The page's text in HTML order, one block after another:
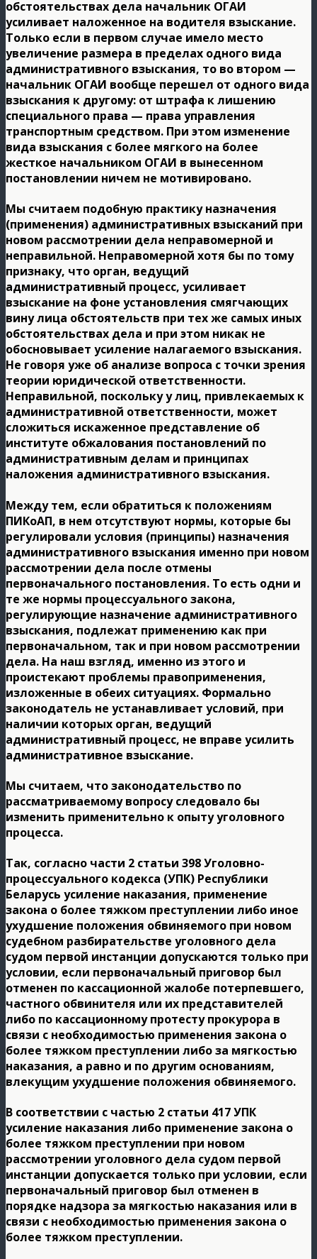
обстоятельствах дела начальник ОГАИ
усиливает наложенное на водителя взыскание.
Только если в первом случае имело место
увеличение размера в пределах одного вида
административного взыскания, то во втором —
начальник ОГАИ вообще перешел от одного вида
взыскания к другому: от штрафа к лишению
специального права — права управления
транспортным средством. При этом изменение
вида взыскания с более мягкого на более
жесткое начальником ОГАИ в вынесенном
постановлении ничем не мотивировано.
Мы считаем подобную практику назначения
(применения) административных взысканий при
новом рассмотрении дела неправомерной и
неправильной. Неправомерной хотя бы по тому
признаку, что орган, ведущий
административный процесс, усиливает
взыскание на фоне установления смягчающих
вину лица обстоятельств при тех же самых иных
обстоятельствах дела и при этом никак не
обосновывает усиление налагаемого взыскания.
Не говоря уже об анализе вопроса с точки зрения
теории юридической ответственности.
Неправильной, поскольку у лиц, привлекаемых к
административной ответственности, может
сложиться искаженное представление об
институте обжалования постановлений по
административным делам и принципах
наложения административного взыскания.
Между тем, если обратиться к положениям
ПИКоАП, в нем отсутствуют нормы, которые бы
регулировали условия (принципы) назначения
административного взыскания именно при новом
рассмотрении дела после отмены
первоначального постановления. То есть одни и
те же нормы процессуального закона,
регулирующие назначение административного
взыскания, подлежат применению как при
первоначальном, так и при новом рассмотрении
дела. На наш взгляд, именно из этого и
проистекают проблемы правоприменения,
изложенные в обеих ситуациях. Формально
законодатель не устанавливает условий, при
наличии которых орган, ведущий
административный процесс, не вправе усилить
административное взыскание.
Мы считаем, что законодательство по
рассматриваемому вопросу следовало бы
изменить применительно к опыту уголовного
процесса.
Так, согласно части 2 статьи 398 Уголовно-
процессуального кодекса (УПК) Республики
Беларусь усиление наказания, применение
закона о более тяжком преступлении либо иное
ухудшение положения обвиняемого при новом
судебном разбирательстве уголовного дела
судом первой инстанции допускаются только при
условии, если первоначальный приговор был
отменен по кассационной жалобе потерпевшего,
частного обвинителя или их представителей
либо по кассационному протесту прокурора в
связи с необходимостью применения закона о
более тяжком преступлении либо за мягкостью
наказания, а равно и по другим основаниям,
влекущим ухудшение положения обвиняемого.
В соответствии с частью 2 статьи 417 УПК
усиление наказания либо применение закона о
более тяжком преступлении при новом
рассмотрении уголовного дела судом первой
инстанции допускается только при условии, если
первоначальный приговор был отменен в
порядке надзора за мягкостью наказания или в
связи с необходимостью применения закона о
более тяжком преступлении.